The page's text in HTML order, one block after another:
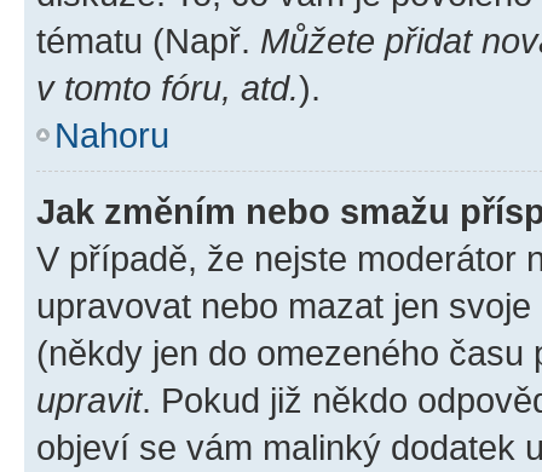
tématu (Např. Můžete přidat
v tomto fóru, atd.).
Nahoru
Jak změním nebo smažu
V případě, že nejste moderátor
upravovat nebo mazat jen
(někdy jen do omezeného
upravit. Pokud již někdo
objeví se vám malinký dodatek